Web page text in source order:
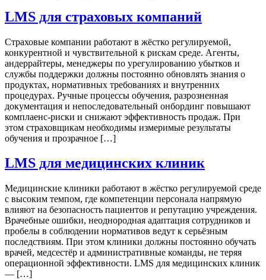
LMS для страховых компаний
Страховые компании работают в жёстко регулируемой,
конкурентной и чувствительной к рискам среде. Агенты,
андеррайтеры, менеджеры по урегулированию убытков и
службы поддержки должны постоянно обновлять знания о
продуктах, нормативных требованиях и внутренних
процедурах. Ручные процессы обучения, разрозненная
документация и непоследовательный онбординг повышают
комплаенс-риски и снижают эффективность продаж. При
этом страховщикам необходимы измеримые результаты
обучения и прозрачное […]
LMS для медицинских клиник
Медицинские клиники работают в жёстко регулируемой среде
с высоким темпом, где компетенции персонала напрямую
влияют на безопасность пациентов и репутацию учреждения.
Врачебные ошибки, неоднородная адаптация сотрудников и
пробелы в соблюдении нормативов ведут к серьёзным
последствиям. При этом клиники должны постоянно обучать
врачей, медсестёр и административные команды, не теряя
операционной эффективности. LMS для медицинских клиник
— […]